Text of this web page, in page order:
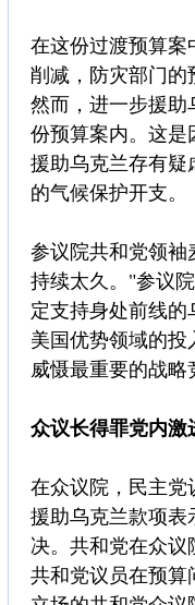
在这份过渡预算案
削减，防灾部门的
然而，进一步援助
份预算案内。这是
援助乌克兰存有疑
的气候保护开支。
参议院共和党领袖
持续太久。"参议
定支持身处前线
美国优势领域的
威慑最重要的战
众议长得罪党内激
在众议院，民主党
援助乌克兰款项表
决。共和党在众议
共和党议员在预算